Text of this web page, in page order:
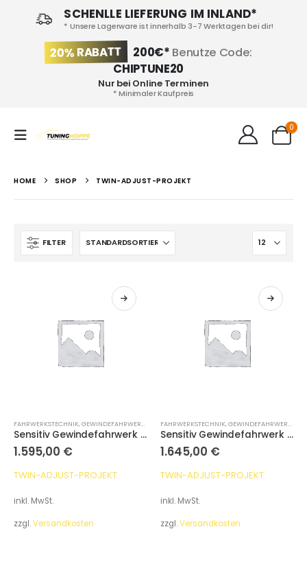
SCHENLLE LIEFERUNG IM INLAND*
* Unsere Lagerware ist innerhalb 3-7 Werktagen bei dir!
20% RABATT 200€* Benutze Code:
CHIPTUNE20
Nur bei Online Terminen
* Minimaler Kaufpreis
0
HOME SHOP TWIN-ADJUST-PROJEKT
FILTER
FAHRWERKSTECHNIK,GEWINDEFAHRWERKE
Sensitiv Gewindefahrwerk für VW T5, T6 ohne DCC
1.595,00 €
TWIN-ADJUST-PROJEKT
inkl. MwSt.
zzgl.Versandkosten
FAHRWERKSTECHNIK,GEWINDEFAHRWERKE
Sensitiv Gewindefahrwerk für VW T6.1 ohne DCC
1.645,00 €
TWIN-ADJUST-PROJEKT
inkl. MwSt.
zzgl.Versandkosten